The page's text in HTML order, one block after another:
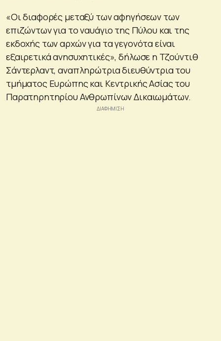
«Οι διαφορές μεταξύ των αφηγήσεων των
επιζώντων για το ναυάγιο της Πύλου και της
εκδοχής των αρχών για τα γεγονότα είναι
εξαιρετικά ανησυχητικές», δήλωσε η Τζούντιθ
Σάντερλαντ, αναπληρώτρια διευθύντρια του
τμήματος Ευρώπης και Κεντρικής Ασίας του
Παρατηρητηρίου Ανθρωπίνων Δικαιωμάτων.